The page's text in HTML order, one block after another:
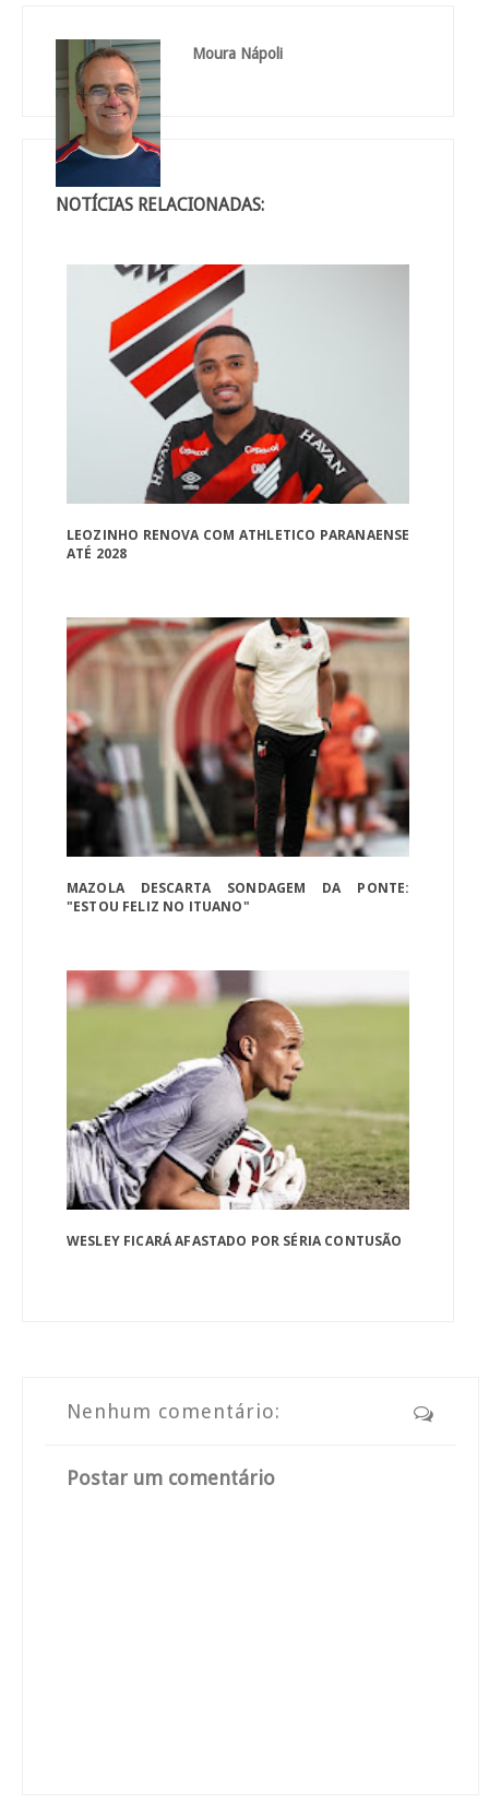
Moura Nápoli
NOTÍCIAS RELACIONADAS:
LEOZINHO RENOVA COM ATHLETICO PARANAENSE
ATÉ 2028
MAZOLA DESCARTA SONDAGEM DA PONTE:
"ESTOU FELIZ NO ITUANO"
WESLEY FICARÁ AFASTADO POR SÉRIA CONTUSÃO
Nenhum comentário:
Postar um comentário